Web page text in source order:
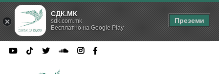
СДК.МК
sdk.com.mk
Бесплатно на Google Play
Преземи